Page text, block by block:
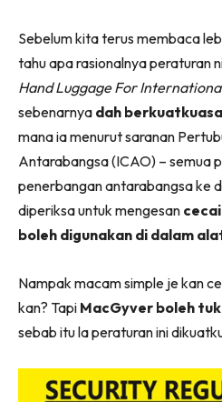
Sebelum kita terus membaca
tahu apa rasionalnya peraturan
Hand Luggage For
sebenarnya dah
mana ia menurut saranan
Antarabangsa (ICAO) – semua
penerbangan antarabangsa ke
diperiksa untuk mengesan
boleh digunakan di dalam
Nampak macam simple je kan
kan? Tapi MacGyver boleh
sebab itu la peraturan ini